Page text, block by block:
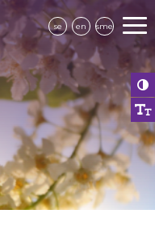
se en sme